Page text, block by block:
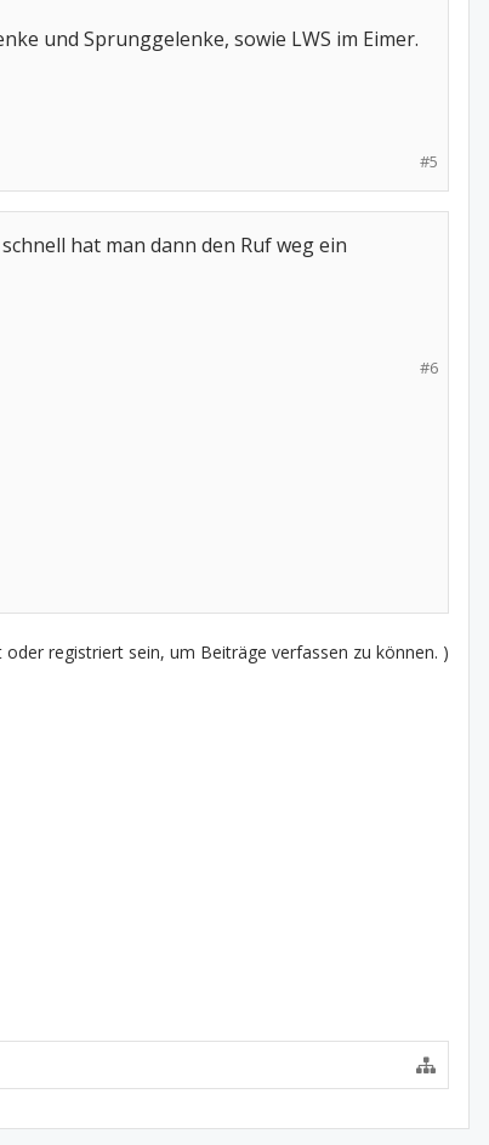
und Sprunggelenke, sowie LWS im Eimer.
#5
hat man dann den Ruf weg ein
#6
registriert sein, um Beiträge verfassen zu können. )